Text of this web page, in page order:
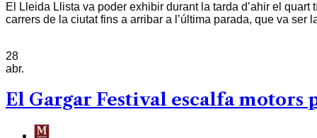
El Lleida Llista va poder exhibir durant la tarda d’ahir el
carrers de la ciutat fins a arribar a l’última parada, que va
28
abr.
El Gargar Festival escalfa motors